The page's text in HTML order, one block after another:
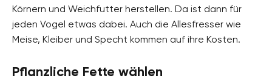
Körnern und Weichfutter herstellen. Da ist dann für
jeden Vogel etwas dabei. Auch die Allesfresser wie
Meise, Kleiber und Specht kommen auf ihre Kosten.
Pflanzliche Fette wählen